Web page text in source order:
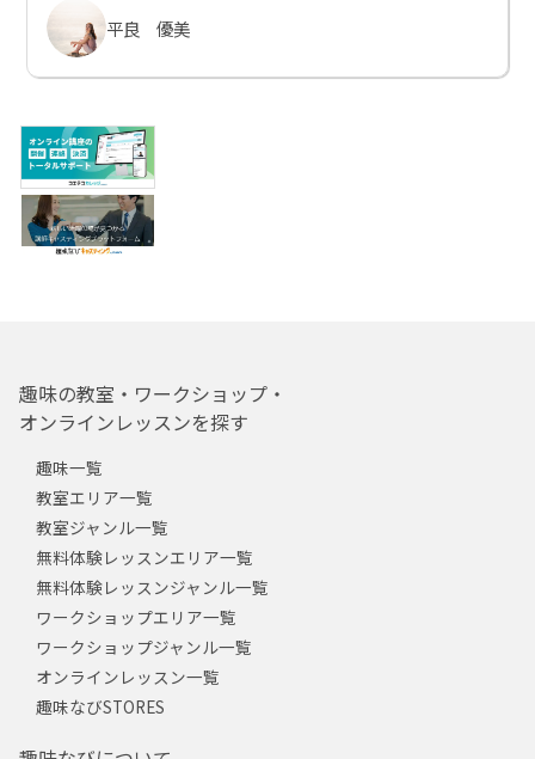
平良 優美
趣味の教室・ワークショップ・
オンラインレッスンを探す
趣味一覧
教室エリア一覧
教室ジャンル一覧
無料体験レッスンエリア一覧
無料体験レッスンジャンル一覧
ワークショップエリア一覧
ワークショップジャンル一覧
オンラインレッスン一覧
趣味なびSTORES